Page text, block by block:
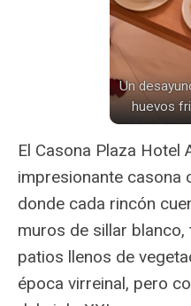
Un
huevos
quesos
finos, fruta
naranja,
de
El Casona Plaza Hotel
impresionante casona
donde cada rincón
muros de sillar
patios llenos de
época virreinal, pero